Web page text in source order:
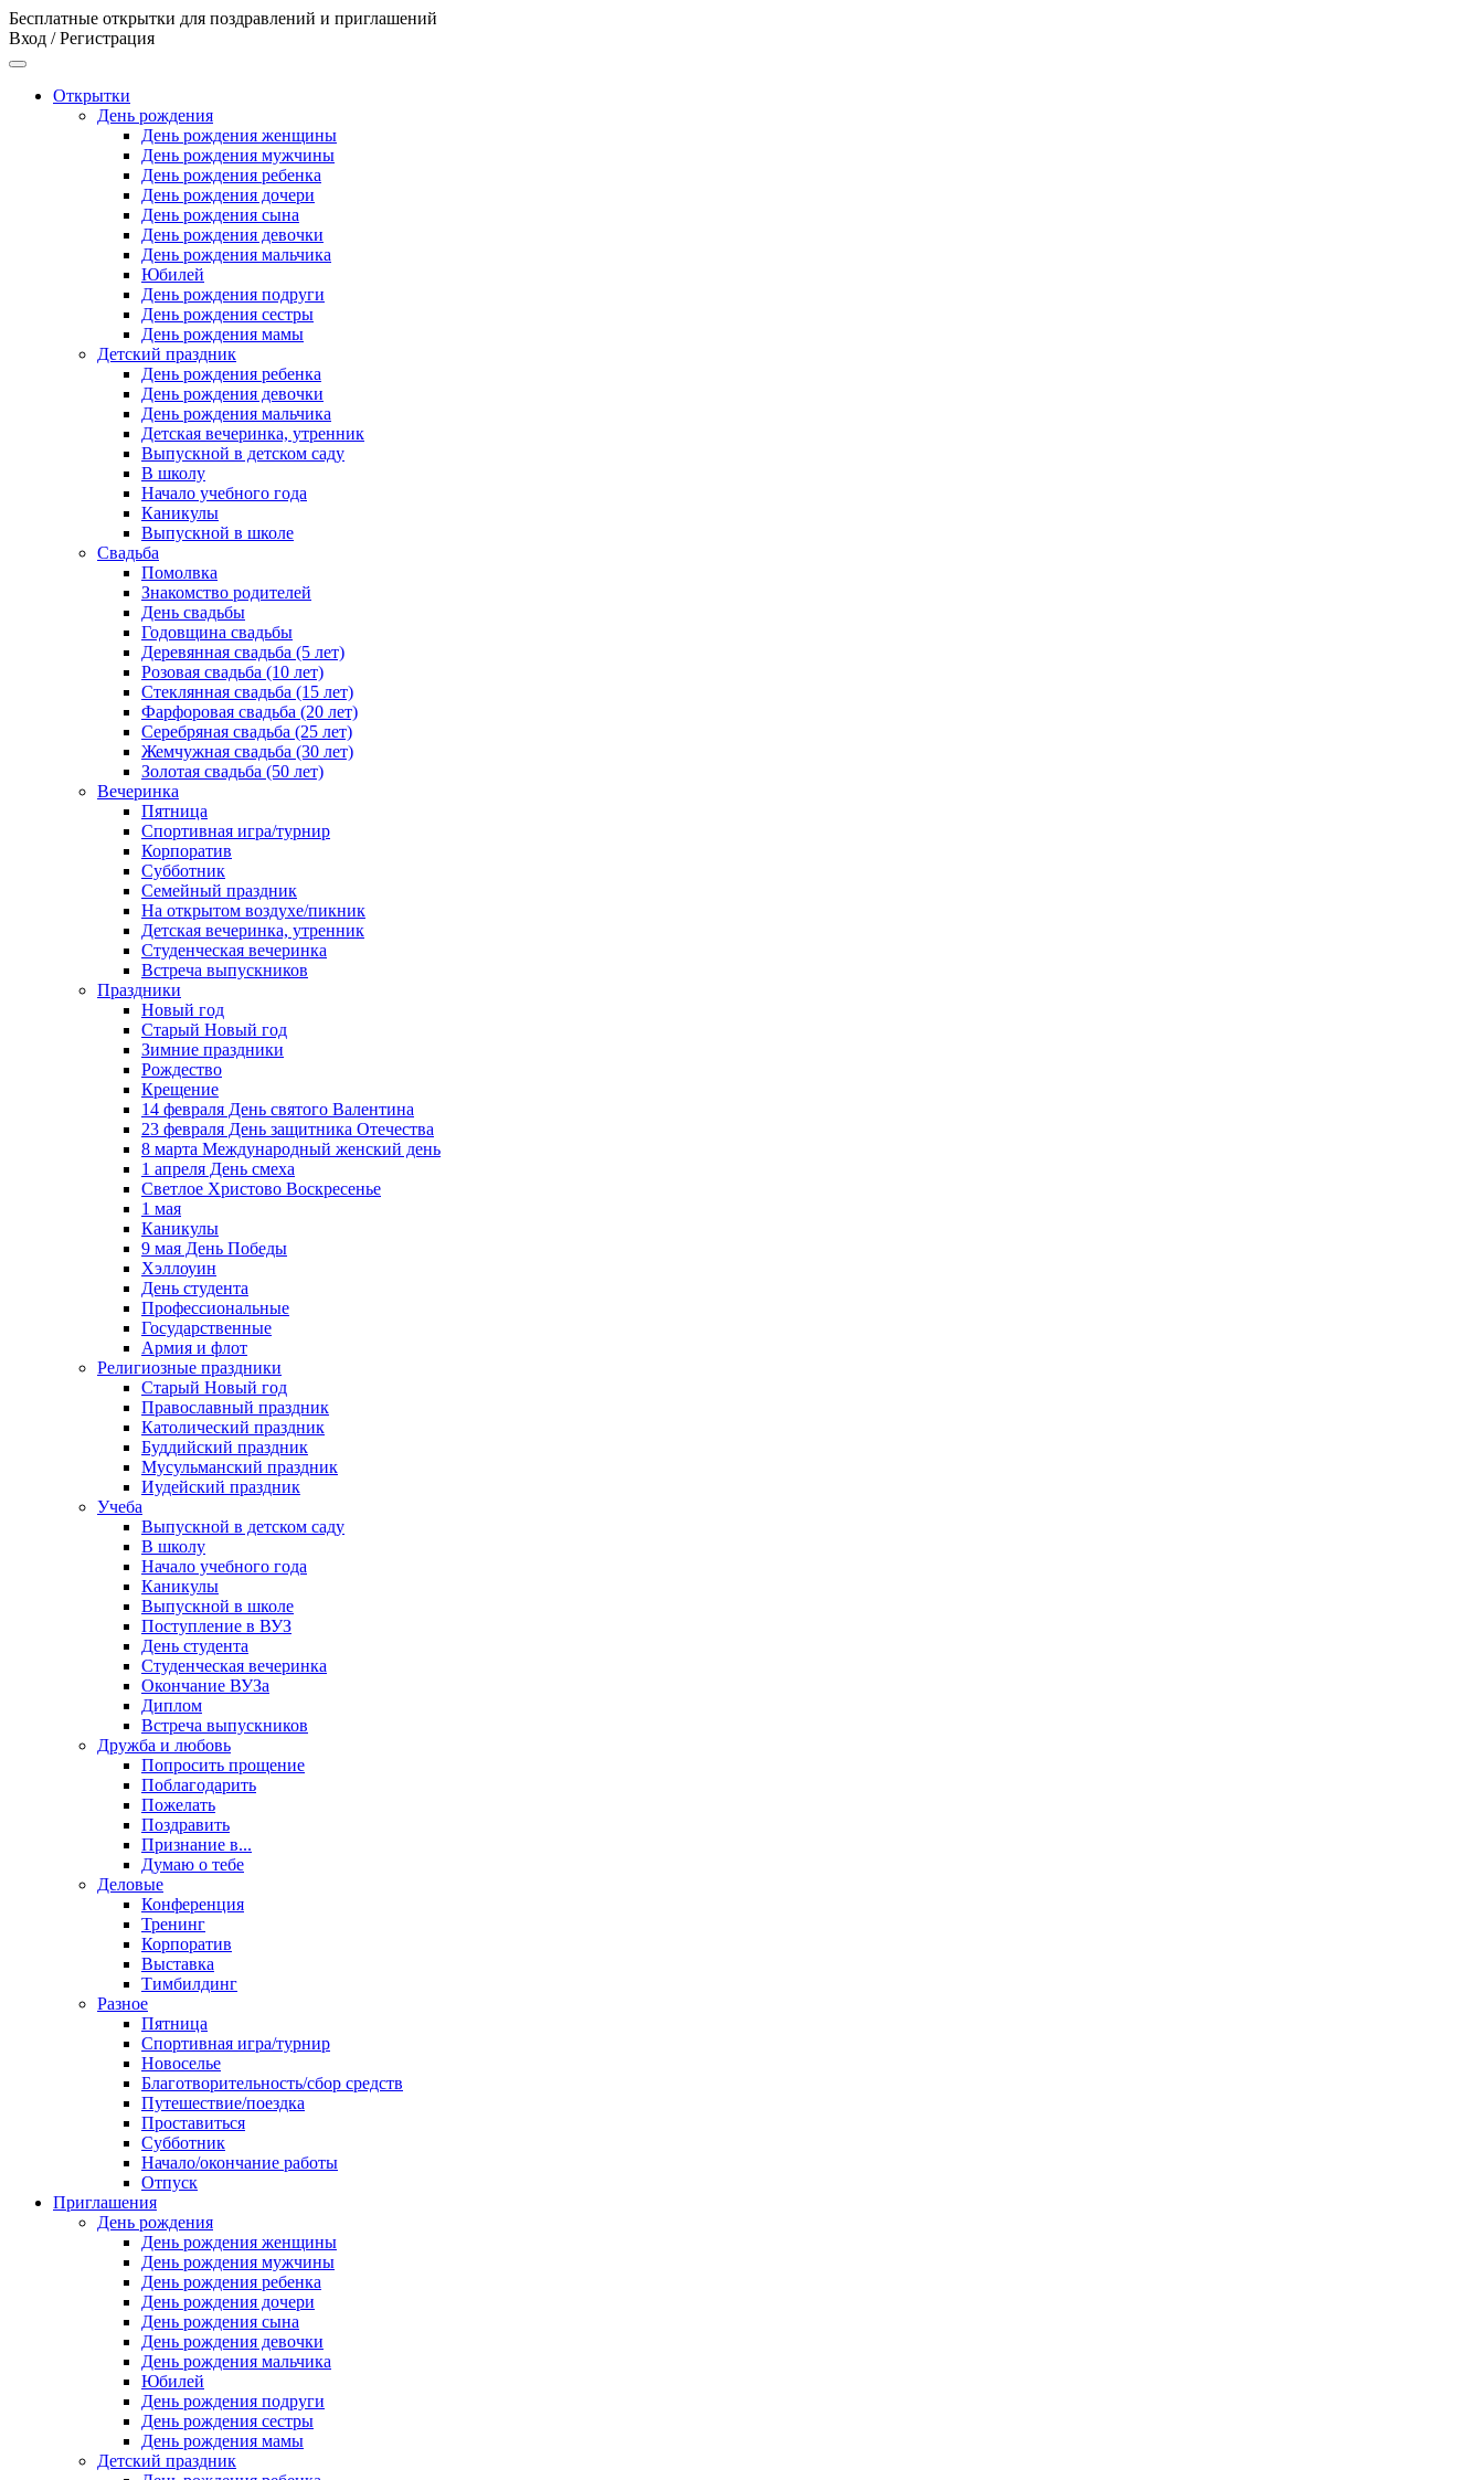
Бесплатные открытки для поздравлений и приглашений
Вход / Регистрация
Открытки
День рождения
День рождения женщины
День рождения мужчины
День рождения ребенка
День рождения дочери
День рождения сына
День рождения девочки
День рождения мальчика
Юбилей
День рождения подруги
День рождения сестры
День рождения мамы
Детский праздник
День рождения ребенка
День рождения девочки
День рождения мальчика
Детская вечеринка, утренник
Выпускной в детском саду
В школу
Начало учебного года
Каникулы
Выпускной в школе
Свадьба
Помолвка
Знакомство родителей
День свадьбы
Годовщина свадьбы
Деревянная свадьба (5 лет)
Розовая свадьба (10 лет)
Стеклянная свадьба (15 лет)
Фарфоровая свадьба (20 лет)
Серебряная свадьба (25 лет)
Жемчужная свадьба (30 лет)
Золотая свадьба (50 лет)
Вечеринка
Пятница
Спортивная игра/турнир
Корпоратив
Субботник
Семейный праздник
На открытом воздухе/пикник
Детская вечеринка, утренник
Студенческая вечеринка
Встреча выпускников
Праздники
Новый год
Старый Новый год
Зимние праздники
Рождество
Крещение
14 февраля День святого Валентина
23 февраля День защитника Отечества
8 марта Международный женский день
1 апреля День смеха
Светлое Христово Воскресенье
1 мая
Каникулы
9 мая День Победы
Хэллоуин
День студента
Профессиональные
Государственные
Армия и флот
Религиозные праздники
Старый Новый год
Православный праздник
Католический праздник
Буддийский праздник
Мусульманский праздник
Иудейский праздник
Учеба
Выпускной в детском саду
В школу
Начало учебного года
Каникулы
Выпускной в школе
Поступление в ВУЗ
День студента
Студенческая вечеринка
Окончание ВУЗа
Диплом
Встреча выпускников
Дружба и любовь
Попросить прощение
Поблагодарить
Пожелать
Поздравить
Признание в...
Думаю о тебе
Деловые
Конференция
Тренинг
Корпоратив
Выставка
Тимбилдинг
Разное
Пятница
Спортивная игра/турнир
Новоселье
Благотворительность/сбор средств
Путешествие/поездка
Проставиться
Субботник
Начало/окончание работы
Отпуск
Приглашения
День рождения
День рождения женщины
День рождения мужчины
День рождения ребенка
День рождения дочери
День рождения сына
День рождения девочки
День рождения мальчика
Юбилей
День рождения подруги
День рождения сестры
День рождения мамы
Детский праздник